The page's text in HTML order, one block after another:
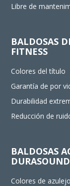
Libre de
BALDOSAS
FITNESS
Colores del título
Garantía de por
Durabilidad
Reducción de
BALDOSAS
DURASOUND
Colores de